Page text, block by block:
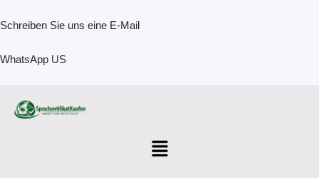
to
Schreiben Sie uns eine E-Mail
WhatsApp US
Menu
for: